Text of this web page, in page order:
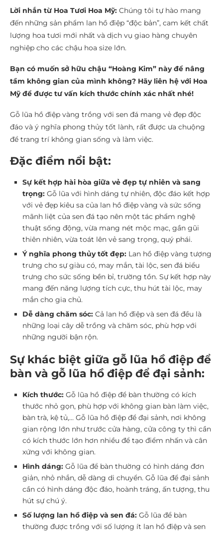
Lời nhắn từ Hoa Tươi Hoa Mỹ: Chúng tôi tự hào mang
đến những sản phẩm lan hồ điệp “độc bản”, cam kết chất
lượng hoa tươi mới nhất và dịch vụ giao hàng chuyên
nghiệp cho các chậu hoa size lớn.
Bạn có muốn sở hữu chậu “Hoàng Kim” này để nâng
tầm không gian của mình không? Hãy liên hệ với Hoa
Mỹ để được tư vấn kích thước chính xác nhất nhé!
Gỗ lũa hồ điệp vàng trồng với sen đá mang vẻ đẹp độc
đáo và ý nghĩa phong thủy tốt lành, rất được ưa chuộng
để trang trí không gian sống và làm việc.
Đặc điểm nổi bật:
Sự kết hợp hài hòa giữa vẻ đẹp tự nhiên và sang
trọng: Gỗ lũa với hình dáng tự nhiên, độc đáo kết hợp
với vẻ đẹp kiêu sa của lan hồ điệp vàng và sức sống
mãnh liệt của sen đá tạo nên một tác phẩm nghệ
thuật sống động, vừa mang nét mộc mạc, gần gũi
thiên nhiên, vừa toát lên vẻ sang trọng, quý phái.
Ý nghĩa phong thủy tốt đẹp: Lan hồ điệp vàng tượng
trưng cho sự giàu có, may mắn, tài lộc, sen đá biểu
trưng cho sức sống bền bỉ, trường tồn. Sự kết hợp này
mang đến năng lượng tích cực, thu hút tài lộc, may
mắn cho gia chủ.
Dễ dàng chăm sóc: Cả lan hồ điệp và sen đá đều là
những loại cây dễ trồng và chăm sóc, phù hợp với
những người bận rộn.
Sự khác biệt giữa gỗ lũa hồ điệp để
bàn và gỗ lũa hồ điệp để đại sảnh:
Kích thước: Gỗ lũa hồ điệp để bàn thường có kích
thước nhỏ gọn, phù hợp với không gian bàn làm việc,
bàn trà, kệ tủ,… Gỗ lũa hồ điệp để đại sảnh, nơi không
gian rộng lớn như trước cửa hàng, cửa công ty thì cần
có kích thước lớn hơn nhiều để tạo điểm nhấn và cân
xứng với không gian.
Hình dáng: Gỗ lũa để bàn thường có hình dáng đơn
giản, nhỏ nhắn, dễ dàng di chuyển. Gỗ lũa để đại sảnh
cần có hình dáng độc đáo, hoành tráng, ấn tượng, thu
hút sự chú ý.
Số lượng lan hồ điệp và sen đá: Gỗ lũa để bàn
thường được trồng với số lượng ít lan hồ điệp và sen